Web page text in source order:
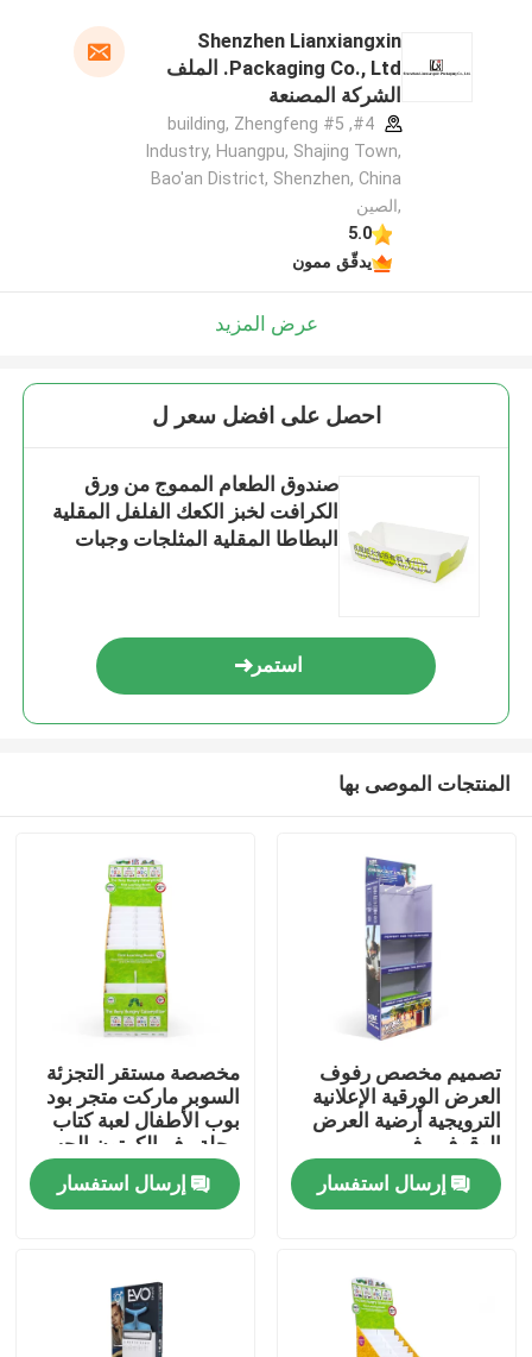
منزل
أشرطة فيديو
Shenzhen Lianxiangxin
Packaging Co., Ltd. الملف
الشركة المصنعة
#4, #5 building, Zhengfeng
Industry, Huangpu, Shajing Town,
Bao'an District, Shenzhen, China
,الصين
5.0
يدقّق ممون
عرض المزيد
احصل على افضل سعر ل
صندوق الطعام المموج من ورق
الكرافت لخبز الكعك الفلفل المقلية
البطاطا المقلية المثلجات وجبات
استمر
المنتجات الموصى بها
تصميم مخصص رفوف
العرض الورقية الإعلانية
الترويجية أرضية العرض
الوقوف رف
إرسال استفسار
مخصصة مستقر التجزئة
السوبر ماركت متجر بود
بوب الأطفال لعبة كتاب
مجلة رف الكرتون الجسم
أرضية العرض رفوف
إرسال استفسار